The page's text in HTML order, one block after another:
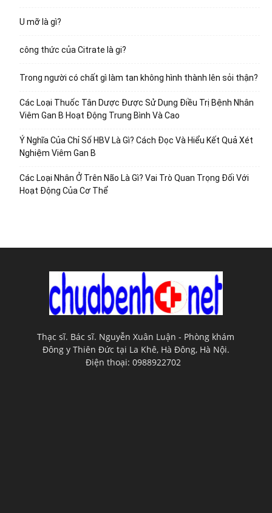
U mỡ là gì?
công thức của Citrate là gi?
Trong người có chất gì làm tan không hình thành lên sỏi thận?
Các Loại Thuốc Tân Dược Được Sử Dụng Điều Trị Bệnh Nhân
Viêm Gan B Hoạt Động Trung Bình Và Cao
Ý Nghĩa Của Chỉ Số HBV Là Gì? Cách Đọc Và Hiểu Kết Quả Xét
Nghiệm Viêm Gan B
Các Loại Nhân Ở Trên Não Là Gì? Vai Trò Quan Trọng Đối Với
Hoạt Động Của Cơ Thể
Thạc sĩ. Bác sĩ. Nguyễn Xuân Luận - Phòng khám
Đông y Thiên Đức tại La Khê, Hà Đông, Hà Nội.
Điện thoại: 0988922702